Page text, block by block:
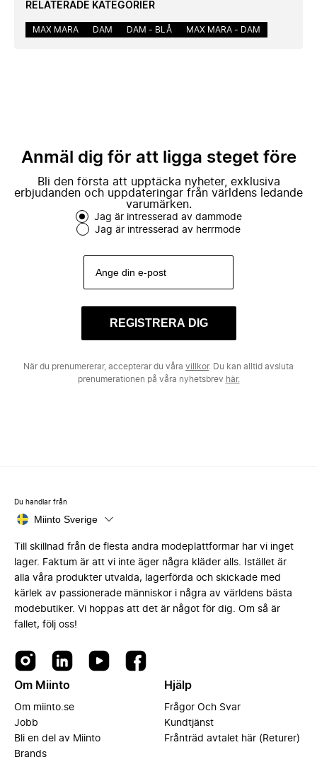
RELATERADE KATEGORIER
MAX MARA DAM DAM - BLÅ MAX MARA - DAM
Anmäl dig för att ligga steget före
Bli den första att upptäcka nyheter, exklusiva
erbjudanden och uppdateringar från världens ledande
varumärken.
Jag är intresserad av dammode
Jag är intresserad av herrmode
REGISTRERA DIG
När du prenumererar, accepterar du våra villkor. Du kan alltid avsluta
prenumerationen på våra nyhetsbrev här.
Du handlar från
Miinto Sverige
Till skillnad från de flesta andra modeplattformar har vi inget
lager. Faktum är att vi inte äger några kläder alls. Istället är
alla våra produkter utvalda, lagerförda och skickade med
kärlek av passionerade människor i några av världens bästa
modebutiker. Vi hoppas att det är något för dig. Om så är
fallet, följ oss!
Om Miinto
Om miinto.se
Jobb
Bli en del av Miinto
Brands
Hjälp
Frågor Och Svar
Kundtjänst
Frånträd avtalet här (Returer)